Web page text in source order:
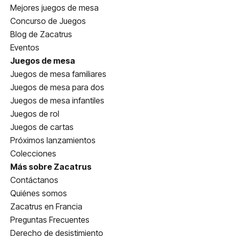
Mejores juegos de mesa
Concurso de Juegos
Blog de Zacatrus
Eventos
Juegos de mesa
Juegos de mesa familiares
Juegos de mesa para dos
Juegos de mesa infantiles
Juegos de rol
Juegos de cartas
Próximos lanzamientos
Colecciones
Más sobre Zacatrus
Contáctanos
Quiénes somos
Zacatrus en Francia
Preguntas Frecuentes
Derecho de desistimiento